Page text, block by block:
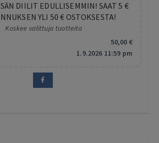
DIILIT EDULLISEMMIN! SAAT 5 €
YLI 50 € OSTOKSESTA!
Koskee valittuja tuotteita
50,00 €
1.9.2026 11:59 pm